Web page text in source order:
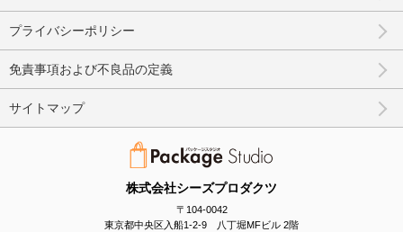
株式会社シーズプロダクツ
〒104-0042
東京都中央区入船1-2-9 八丁堀MFビル 2階
プライバシーポリシー
免責事項および不良品の定義
サイトマップ